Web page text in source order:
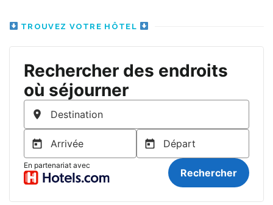
TROUVEZ VOTRE HÔTEL